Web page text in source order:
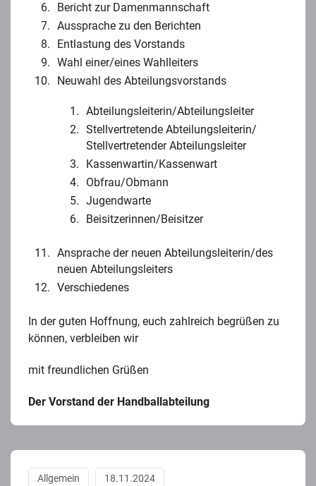
Bericht zur Damenmannschaft
Aussprache zu den Berichten
Entlastung des Vorstands
Wahl einer/eines Wahlleiters
Neuwahl des Abteilungsvorstands
Abteilungsleiterin/Abteilungsleiter
Stellvertretende Abteilungsleiterin/
Stellvertretender Abteilungsleiter
Kassenwartin/Kassenwart
Obfrau/Obmann
Jugendwarte
Beisitzerinnen/Beisitzer
Ansprache der neuen Abteilungsleiterin/des
neuen Abteilungsleiters
Verschiedenes
In der guten Hoffnung, euch zahlreich begrüßen zu
können, verbleiben wir
mit freundlichen Grüßen
Der Vorstand der Handballabteilung
Allgemein 18.11.2024